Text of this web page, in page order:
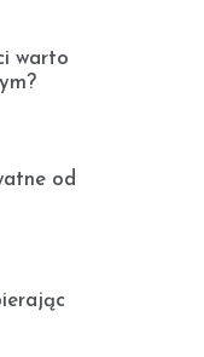
warto
od